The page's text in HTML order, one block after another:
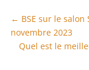
← BSE sur le
novembre 2023
Quel est le